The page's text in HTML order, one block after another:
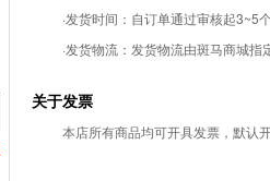
·发货时间：自订单通过审核起3~5
·发货物流：发货物流由斑马商城指
关于发票
本店所有商品均可开具发票，默认